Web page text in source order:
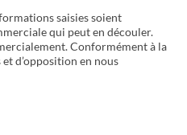
saisies soient
qui peut en découler.
Conformément à la
d’opposition en nous